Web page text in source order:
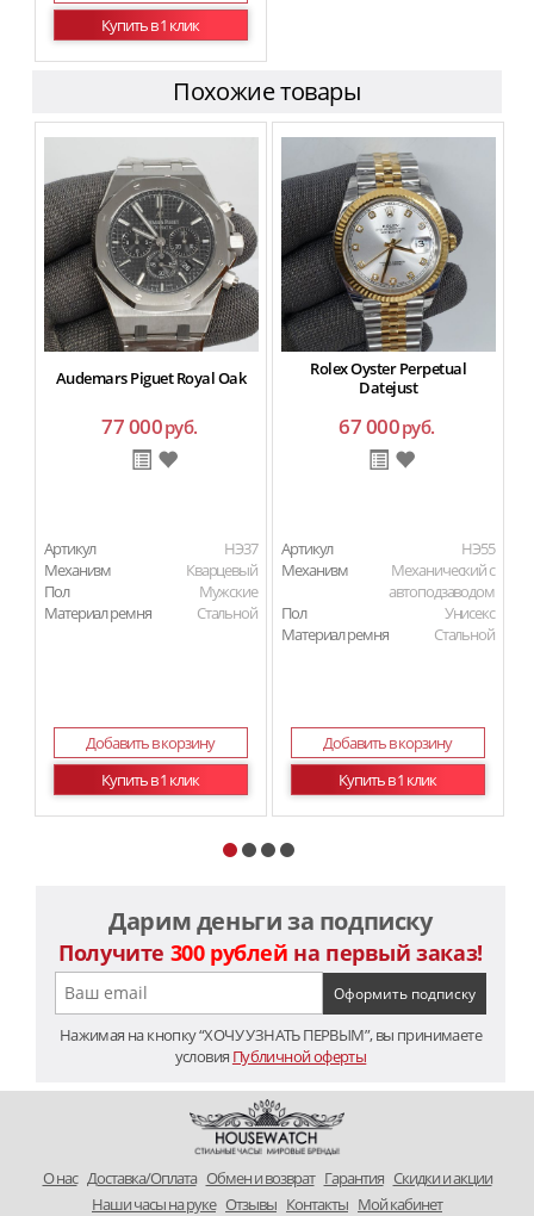
Купить в 1 клик
Похожие товары
Audemars Piguet Royal Oak
77 000руб.
Артикул
HЭ37
Механизм
Кварцевый
Пол
Мужские
Материал ремня
Стальной
Добавить в корзину
Купить в 1 клик
Rolex Oyster Perpetual
Datejust
67 000руб.
Артикул
HЭ55
Механизм
Механический с
автоподзаводом
Пол
Унисекс
Материал ремня
Стальной
Добавить в корзину
Купить в 1 клик
Дарим деньги за подписку
Получите 300 рублей на первый заказ!
Нажимая на кнопку “ХОЧУ УЗНАТЬ ПЕРВЫМ”, вы принимаете
условия Публичной оферты
O нас Доставка/Оплата Обмен и возврат Гарантия Скидки и акции
Наши часы на руке Отзывы Контакты Мой кабинет